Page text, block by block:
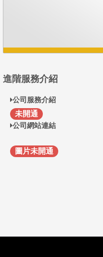
進階服務介紹
公司服務介紹
未開通
公司網站連結
圖片未開通